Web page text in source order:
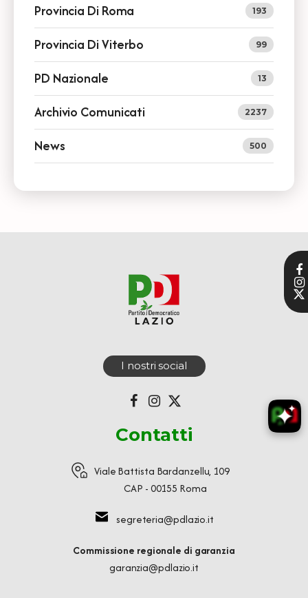
Provincia Di Roma 193
Provincia Di Viterbo 99
PD Nazionale 13
Archivio Comunicati 2237
News 500
I nostri social
Contatti
Viale Battista Bardanzellu, 109
CAP - 00155 Roma
segreteria@pdlazio.it
Commissione regionale di garanzia
garanzia@pdlazio.it